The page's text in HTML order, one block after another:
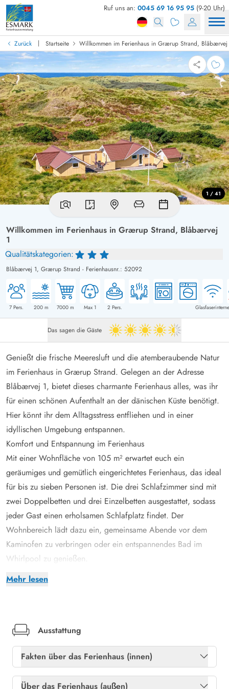
Ruf uns an: 0045 69 16 95 95 (9-20 Uhr)
Zurück | Startseite Willkommen im Ferienhaus in Grærup Strand, Blåbærvej
Willkommen im Ferienhaus in Grærup Strand, Blåbærvej
1
Qualitätskategorien:
Blåbærvej 1, Grærup Strand - Ferienhausnr.: 52092
7 Pers. 200m 7000 m Max 1 2 Pers.
1 / 41
Das sagen die Gäste 4.5 von 5
Mehr lesen
Genießt die frische Meeresluft und die atemberaubende Natur
im Ferienhaus in Grærup Strand. Gelegen an der Adresse
Blåbærvej 1, bietet dieses charmante Ferienhaus alles, was ihr
für einen schönen Aufenthalt an der dänischen Küste benötigt.
Hier könnt ihr dem Alltagsstress entfliehen und in einer
idyllischen Umgebung entspannen.
Komfort und Entspannung im Ferienhaus
Mit einer Wohnfläche von 105 m² erwartet euch ein
geräumiges und gemütlich eingerichtetes Ferienhaus, das ideal
für bis zu sieben Personen ist. Die drei Schlafzimmer sind mit
zwei Doppelbetten und drei Einzelbetten ausgestattet, sodass
jeder Gast einen erholsamen Schlafplatz findet. Der
Wohnbereich lädt dazu ein, gemeinsame Abende vor dem
Kaminofen zu verbringen oder ein entspannendes Bad im
Whirlpool zu genießen.
Moderne Ausstattung und Annehmlichkeiten
Küche verfügt über eine Spülmaschine, sodass das
Saubermachen nach dem Kochen kein Problem ist. Mit einer
Wärmepumpe und einer Waschmaschine bleiben keine
Wünsche offen. Ein besonderes Highlight ist die hauseigene
Ausstattung
Fakten über das Ferienhaus (innen)
Freies Glasfasernetz
Ja
Über das Ferienhaus (außen)